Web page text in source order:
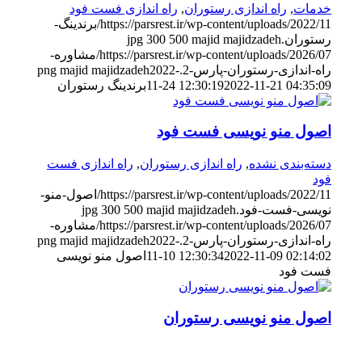
خدمات,راه اندازی رستوران,راه اندازی فست فود
https://parsrest.ir/wp-content/uploads/2022/11/برندینگ-
رستوران.jpg
300 500 majid majidzadeh
https://parsrest.ir/wp-content/uploads/2026/07/مشاوره-
راه-اندازی-رستوران-پارس-2.png
majid majidzadeh2022-
11-24 12:30:192022-11-21 04:35:09 برندینگ رستوران
اصول منو نویسی فست فود
دسته‌بندی نشده ,راه اندازی رستوران,راه اندازی فست
https://parsrest.ir/wp-content/uploads/2022/11/اصول-منو-
نویسی-فست-فود.jpg
300 500 majid majidzadeh
https://parsrest.ir/wp-content/uploads/2026/07/مشاوره-
راه-اندازی-رستوران-پارس-2.png
majid majidzadeh2022-
11-10 12:30:342022-11-09 02:14:02
اصول منو نویسی
فست فود
اصول منو نویسی رستوران